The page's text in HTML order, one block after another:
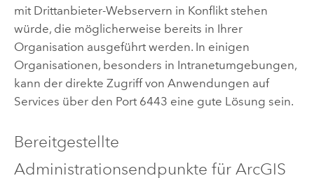
mit Drittanbieter-Webservern in Konflikt stehen
würde, die möglicherweise bereits in Ihrer
Organisation ausgeführt werden. In einigen
Organisationen, besonders in Intranetumgebungen,
kann der direkte Zugriff von Anwendungen auf
Services über den Port 6443 eine gute Lösung sein.
Bereitgestellte
Administrationsendpunkte für ArcGIS